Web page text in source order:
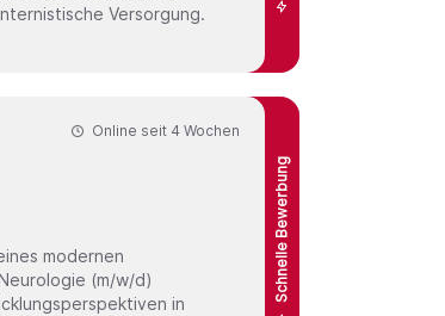
Versorgung.
Schnelle Bewerbung
Online seit 4 Wochen
modernen
in